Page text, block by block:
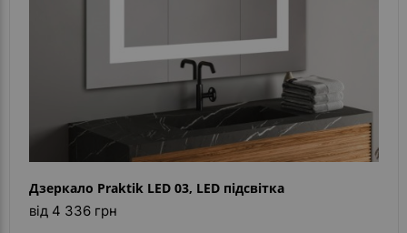
Дзеркало Praktik LED 03, LED підсвітка
від 4 336 грн